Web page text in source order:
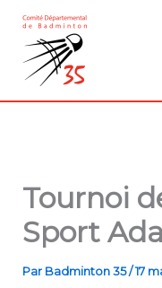
contenu
Tournoi
Sport
Par Badminton 35/17